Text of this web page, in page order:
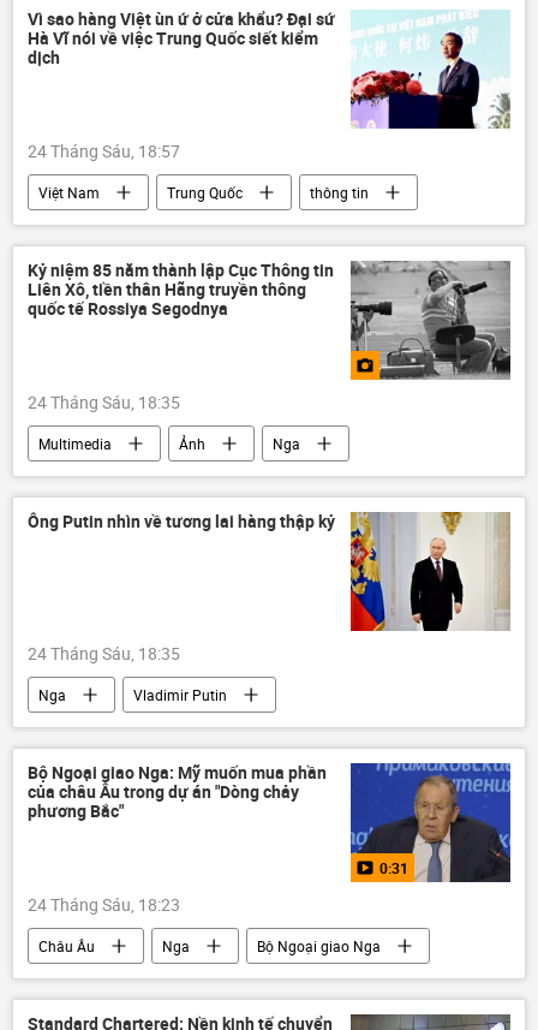
eo biển Hormuz
xung đột quân sự
xung đột
Trung Đông
Vì sao hàng Việt ùn ứ ở cửa khẩu? Đại sứ
Hà Vĩ nói về việc Trung Quốc siết kiểm
dịch
24 Tháng Sáu, 18:57
Việt Nam Trung Quốc thông tin
Kỷ niệm 85 năm thành lập Cục Thông tin
Liên Xô, tiền thân Hãng truyền thông
quốc tế Rossiya Segodnya
24 Tháng Sáu, 18:35
Multimedia Ảnh Nga
Ông Putin nhìn về tương lai hàng thập kỷ
24 Tháng Sáu, 18:35
Nga
Vladimir Putin
Báo chí thế giới
Indonesia
ASEAN
Chính trị
Thế giới
Bộ Ngoại giao Nga: Mỹ muốn mua phần
của châu Âu trong dự án "Dòng chảy
phương Bắc"
0:31
24 Tháng Sáu, 18:23
Châu Âu Nga
Bộ Ngoại giao Nga
Chính trị
Thế giới
Sergey Lavrov
Dmitry Peskov
Điện Kremlin
Đức
Standard Chartered: Nền kinh tế chuyển